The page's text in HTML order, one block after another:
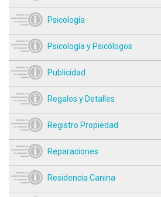
Psicología
Psicología y Psicólogos
Publicidad
Regalos y Detalles
Registro Propiedad
Reparaciones
Residencia Canina